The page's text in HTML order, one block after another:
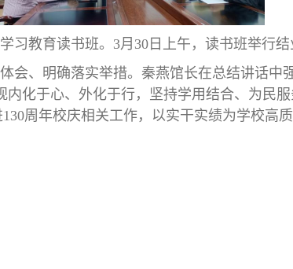
教育读书班。3月30日上午，读书班举行结
会、明确落实举措。秦燕馆长在总结讲话中
化于心、外化于行，坚持学用结合、为民
周年校庆相关工作，以实干实绩为学校高质